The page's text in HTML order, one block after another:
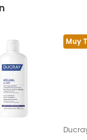
Muy